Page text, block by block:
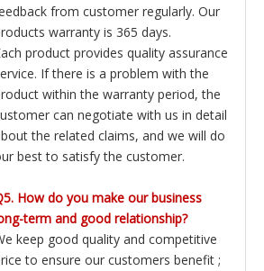
from customer regularly. Our
warranty is 365 days.
product provides quality assurance
If there is a problem with the
within the warranty period, the
can negotiate with us in detail
the related claims, and we will do
best to satisfy the customer.
How do you make our business
term and good relationship?
keep good quality and competitive
to ensure our customers benefit ;